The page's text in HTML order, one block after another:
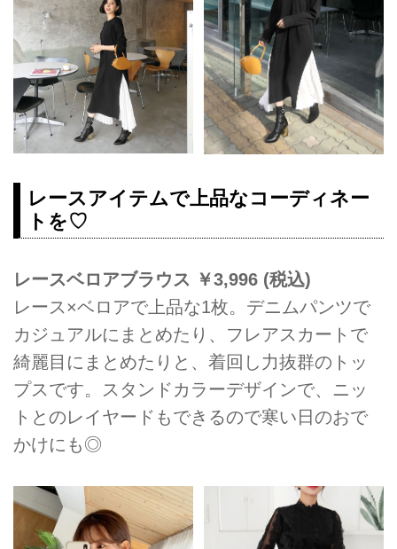
レースアイテムで上品なコーディネー
トを♡
レースベロアブラウス ￥3,996 (税込)
レース×ベロアで上品な1枚。デニムパンツで
カジュアルにまとめたり、フレアスカートで
綺麗目にまとめたりと、着回し力抜群のトッ
プスです。スタンドカラーデザインで、ニッ
トとのレイヤードもできるので寒い日のおで
かけにも◎